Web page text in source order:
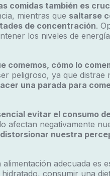
comidas también es
mientras que saltarse
de concentración.
los niveles de
comemos, cómo lo
peligroso, ya que distrae
una parada para
evitar el consumo
afectan negativamente
nuestra
alimentación adecuada es
consumir una